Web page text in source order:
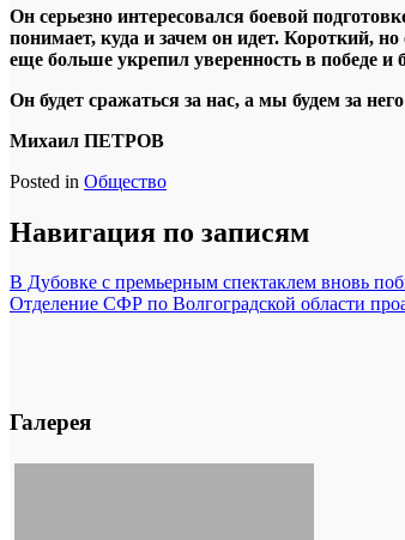
Он серьезно интересовался боевой
понимает, куда и зачем он идет. Короткий,
еще больше укрепил уверенность в победе и
Он будет сражаться за нас, а мы будем за
Михаил ПЕТРОВ
Posted in Общество
Навигация по записям
В Дубовке с премьерным спектаклем вновь
Отделение СФР по Волгоградской области
Галерея